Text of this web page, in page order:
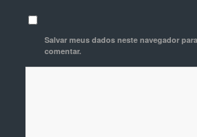
Salvar meus dados neste navegador
comentar.